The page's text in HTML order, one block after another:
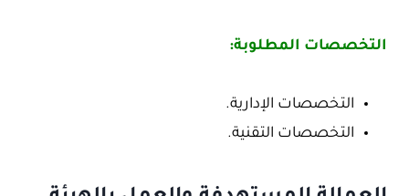
التخصصات المطلوبة:
التخصصات الإدارية.
التخصصات التقنية.